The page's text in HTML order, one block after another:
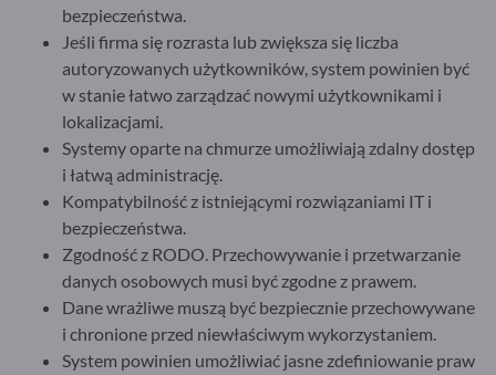
bezpieczeństwa.
Jeśli firma się rozrasta lub zwiększa się liczba
autoryzowanych użytkowników, system powinien być
w stanie łatwo zarządzać nowymi użytkownikami i
lokalizacjami.
Systemy oparte na chmurze umożliwiają zdalny dostęp
i łatwą administrację.
Kompatybilność z istniejącymi rozwiązaniami IT i
bezpieczeństwa.
Zgodność z RODO. Przechowywanie i przetwarzanie
danych osobowych musi być zgodne z prawem.
Dane wrażliwe muszą być bezpiecznie przechowywane
i chronione przed niewłaściwym wykorzystaniem.
System powinien umożliwiać jasne zdefiniowanie praw